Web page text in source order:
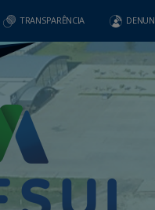
TRANSPARÊNCIA